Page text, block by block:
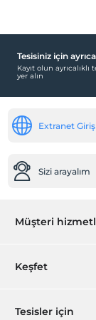
Ara
Bagaj
Yiyecek
Tesisiniz için
Kayıt olun ayrıcalıklı
yer alın
Extranet Giriş
Sizi arayalım
Müşteri
Rezervasyon
Keşfet
Hediye Kart
Tesisler için